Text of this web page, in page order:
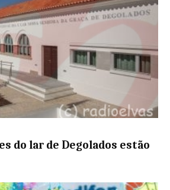
do lar de Degolados estão